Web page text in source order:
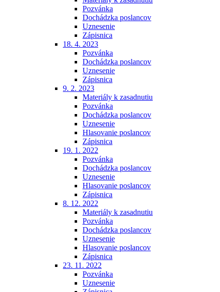
Pozvánka
Dochádzka poslancov
Uznesenie
Zápisnica
18. 4. 2023
Pozvánka
Dochádzka poslancov
Uznesenie
Zápisnica
9. 2. 2023
Materiály k zasadnutiu
Pozvánka
Dochádzka poslancov
Uznesenie
Hlasovanie poslancov
Zápisnica
19. 1. 2022
Pozvánka
Dochádzka poslancov
Uznesenie
Hlasovanie poslancov
Zápisnica
8. 12. 2022
Materiály k zasadnutiu
Pozvánka
Dochádzka poslancov
Uznesenie
Hlasovanie poslancov
Zápisnica
23. 11. 2022
Pozvánka
Uznesenie